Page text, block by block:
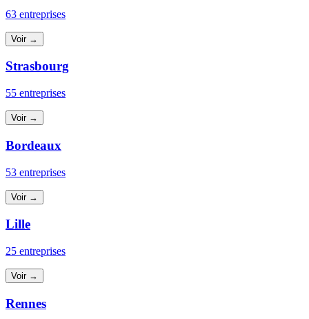
63 entreprises
Voir →
Strasbourg
55 entreprises
Voir →
Bordeaux
53 entreprises
Voir →
Lille
25 entreprises
Voir →
Rennes